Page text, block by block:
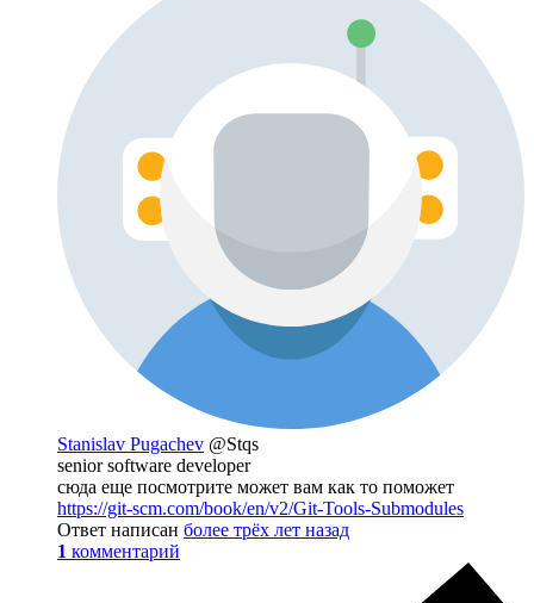
Stanislav Pugachev @Stqs
senior software developer
сюда еще посмотрите может вам как то поможет
https://git-scm.com/book/en/v2/Git-Tools-Submodules
Ответ написан более трёх лет назад
1 комментарий